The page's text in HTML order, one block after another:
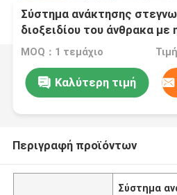
Σύστημα ανάκτησης
διοξειδίου του άνθρακα με
ανιχνευτή καθαρότητας
MOQ：1 τεμάχιο
Καλύτερη τιμή
Περιγραφή προϊόντων
Σύστημα